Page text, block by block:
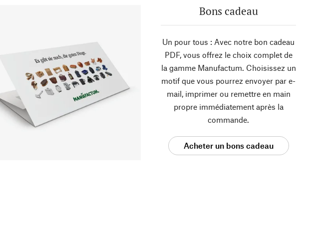
Bons cadeau
Un pour tous : Avec notre bon cadeau
PDF, vous offrez le choix complet de
la gamme Manufactum. Choisissez un
motif que vous pourrez envoyer par e-
mail, imprimer ou remettre en main
propre immédiatement après la
commande.
Acheter un bons cadeau